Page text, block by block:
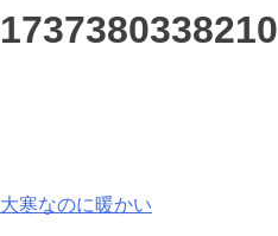
1737380338210
投
大寒なのに暖かい